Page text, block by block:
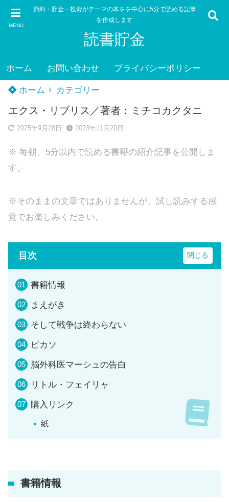
MENU
節約・貯金・投資がテーマの本をを中心に5分で読める記事
を作成します
読書貯金
ホーム お問い合わせ プライバシーポリシー
ホーム カテゴリー
エクス・リブリス／著者：ミチコカクタニ
2025年9月28日 2023年11月20日
※ 毎朝、5分以内で読める書籍の紹介記事を公開しま
す。
※そのままの文章ではありませんが、試し読みする感
覚でお楽しみください。
目次
書籍情報
まえがき
そして戦争は終わらない
ピカソ
脳外科医マーシュの告白
リトル・フェイリャ
購入リンク
紙
書籍情報